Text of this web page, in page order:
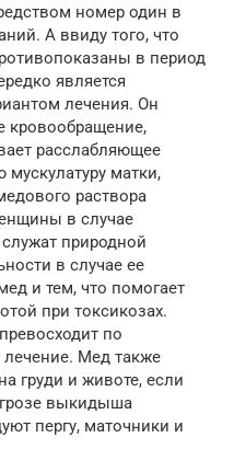
номер один в
А ввиду того, что
в период
является
лечения. Он
кровообращение,
расслабляющее
матки,
раствора
в случае
природной
в случае ее
и тем, что помогает
при токсикозах.
по
Мед также
груди и животе, если
выкидыша
пергу, маточники и